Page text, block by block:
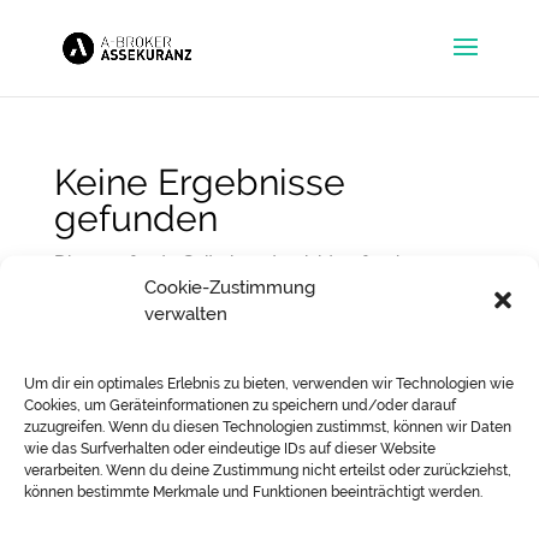
Cookie-Zustimmung
verwalten
Um dir ein optimales Erlebnis zu bieten, verwenden wir Technologien wie
Cookies, um Geräteinformationen zu speichern und/oder darauf
zuzugreifen. Wenn du diesen Technologien zustimmst, können wir Daten
wie das Surfverhalten oder eindeutige IDs auf dieser Website
verarbeiten. Wenn du deine Zustimmung nicht erteilst oder zurückziehst,
können bestimmte Merkmale und Funktionen beeinträchtigt werden.
Keine Ergebnisse
gefunden
Die angefragte Seite konnte nicht gefunden
werden. Verfeinern Sie Ihre Suche oder verwenden
Sie die Navigation oben, um den Beitrag zu finden.
Post Formats
Uncategorized
Schlagwörter